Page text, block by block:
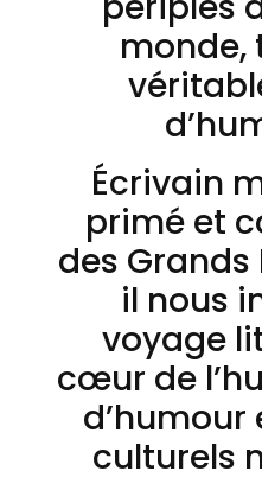
monde,
Écrivain
primé et
des Grands
il nous
voyage
cœur de
d’humour
culturels